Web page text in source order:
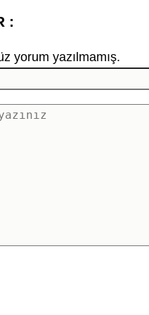
:
yorum yazılmamış.